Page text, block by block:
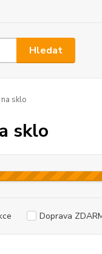
Hledat
sklo
sklo
Doprava